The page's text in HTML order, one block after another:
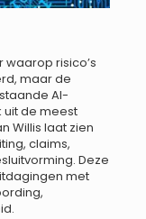
risico’s
maar de
AI-
de meest
Willis laat zien
claims,
Deze
met